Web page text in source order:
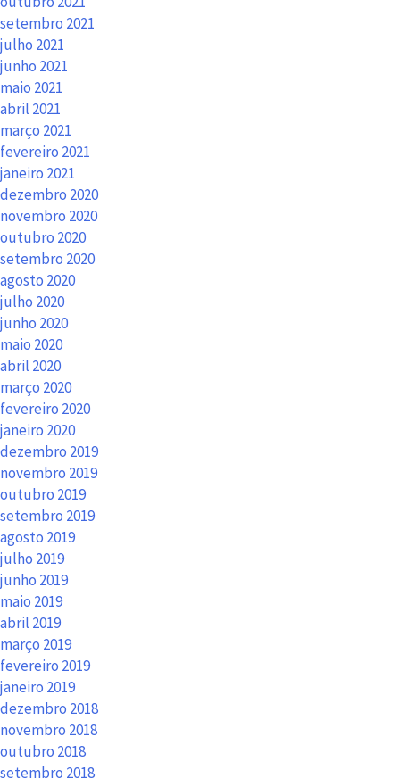
setembro 2021
julho 2021
junho 2021
maio 2021
abril 2021
março 2021
fevereiro 2021
janeiro 2021
dezembro 2020
novembro 2020
outubro 2020
setembro 2020
agosto 2020
julho 2020
junho 2020
maio 2020
abril 2020
março 2020
fevereiro 2020
janeiro 2020
dezembro 2019
novembro 2019
outubro 2019
setembro 2019
agosto 2019
julho 2019
junho 2019
maio 2019
abril 2019
março 2019
fevereiro 2019
janeiro 2019
dezembro 2018
novembro 2018
outubro 2018
setembro 2018